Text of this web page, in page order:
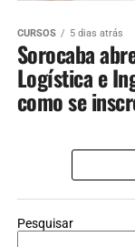
CURSOS 5 dias atrás
Sorocaba
Logística e
como se
Pesquisar